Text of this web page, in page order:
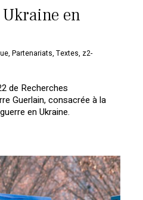
en
,Partenariats,Textes, z2-
de Recherches
Guerlain, consacrée à la
en Ukraine.